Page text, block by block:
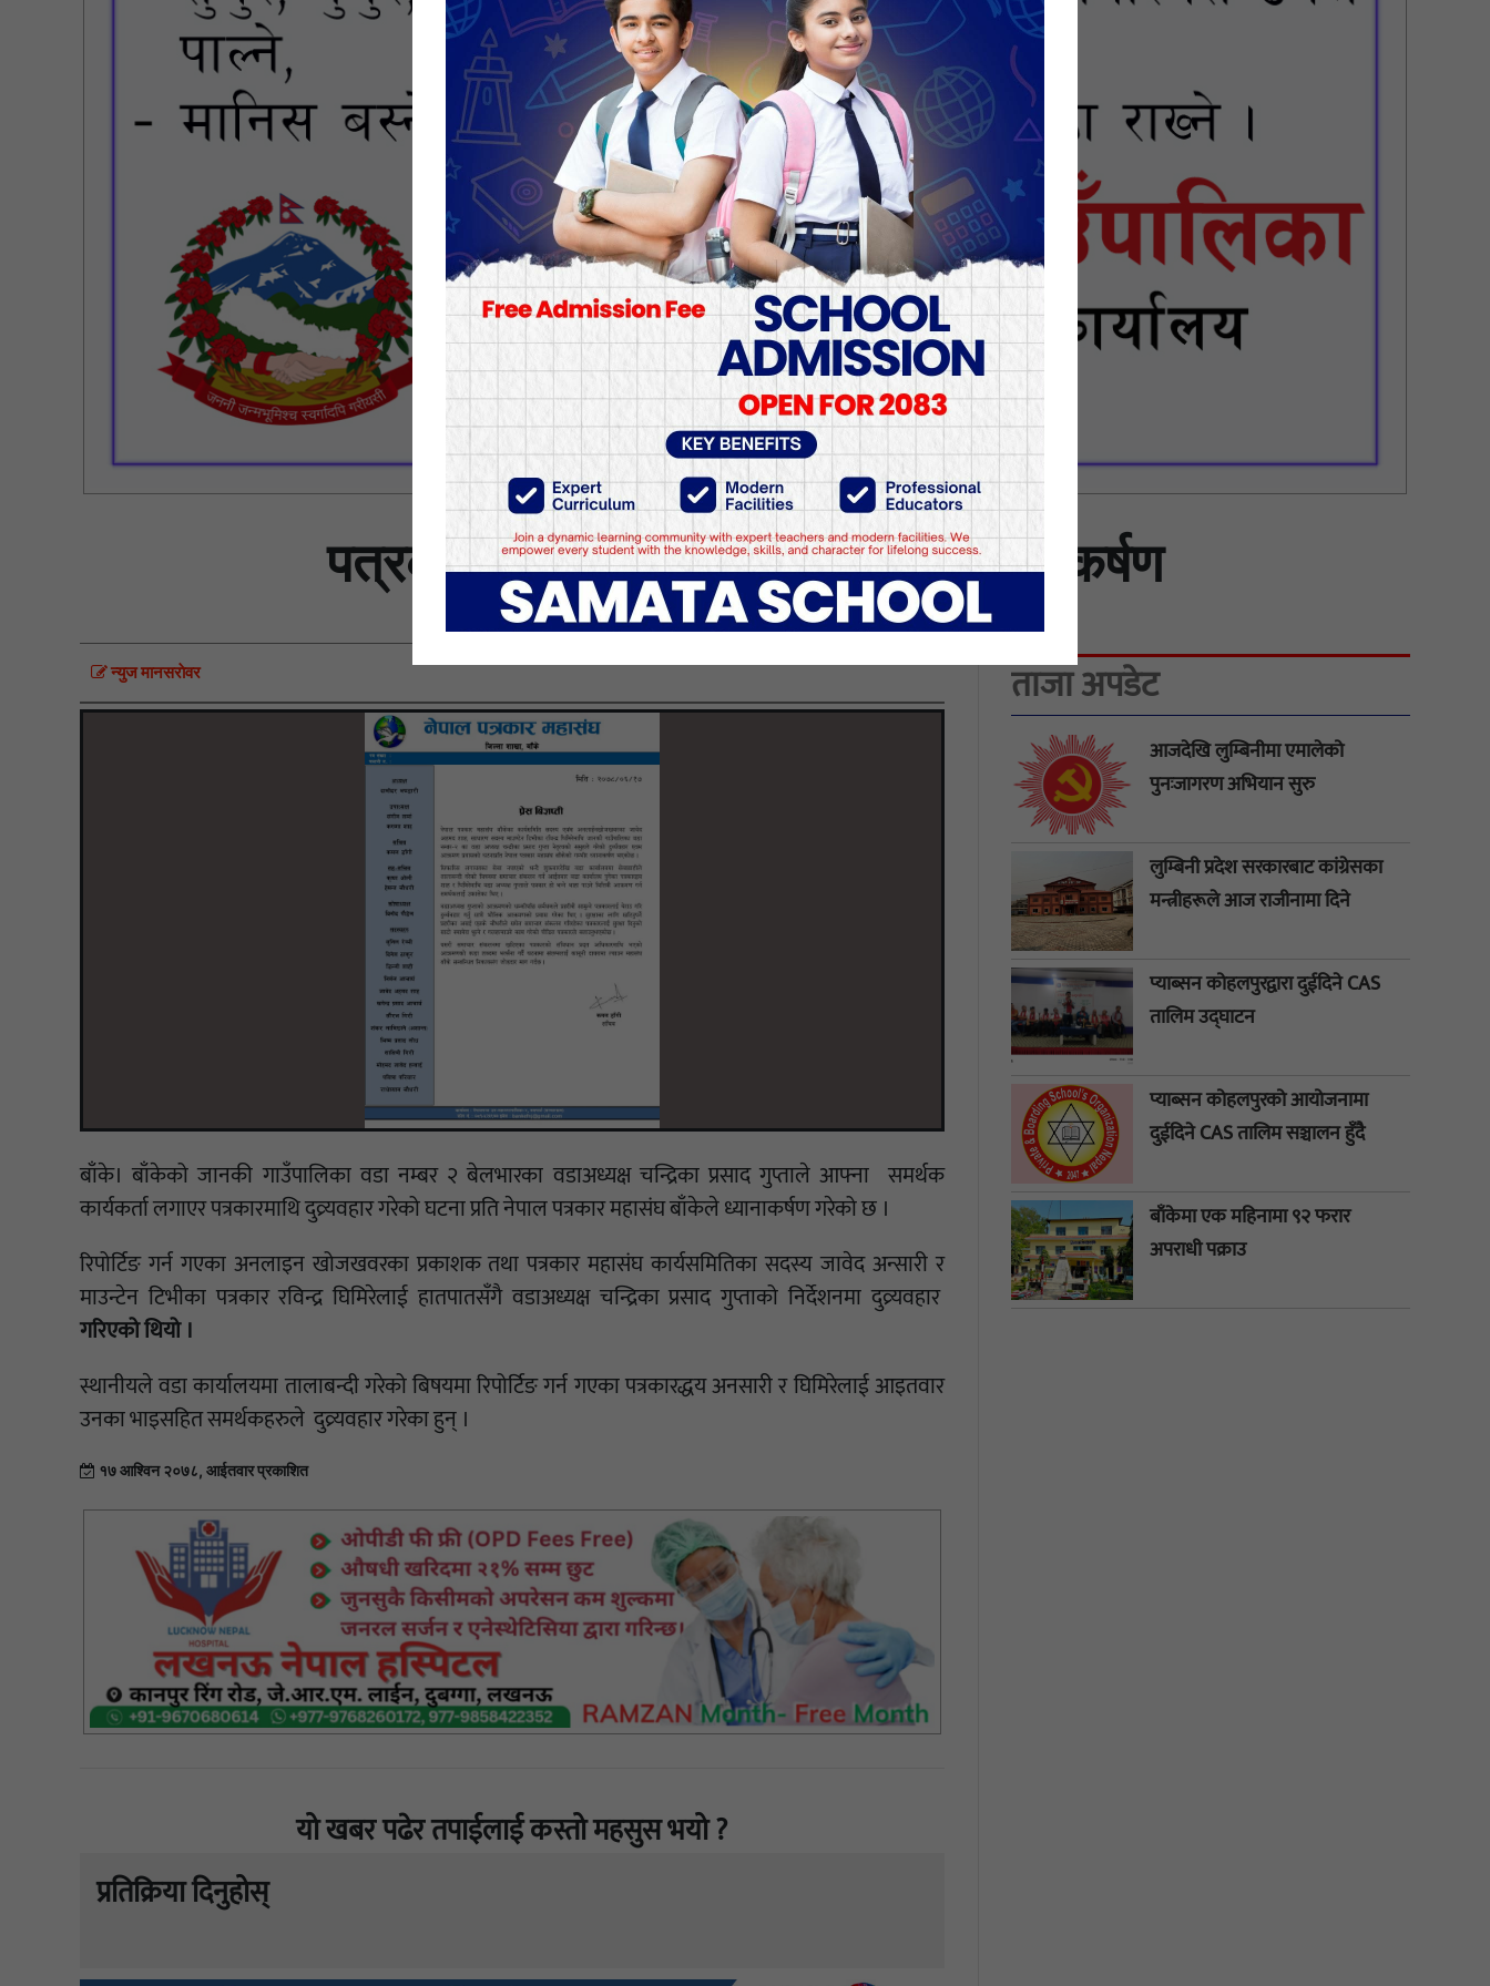
पत्रकार दुव्र्यवहार प्रति महासंघको ध्यानाकर्षण
न्युज मानसराेवर
बाँके। बाँकेको जानकी गाउँपालिका वडा नम्बर २ बेलभारका वडाअध्यक्ष चन्द्रिका प्रसाद गुप्ताले आफ्ना समर्थक
कार्यकर्ता लगाएर पत्रकारमाथि दुव्र्यवहार गरेको घटना प्रति नेपाल पत्रकार महासंघ बाँकेले ध्यानाकर्षण गरेको छ ।
रिपोर्टिङ गर्न गएका अनलाइन खोजखवरका प्रकाशक तथा पत्रकार महासंघ कार्यसमितिका सदस्य जावेद अन्सारी र
माउन्टेन टिभीका पत्रकार रविन्द्र घिमिरेलाई हातपातसँगै वडाअध्यक्ष चन्द्रिका प्रसाद गुप्ताको निर्देशनमा दुव्र्यवहार
गरिएको थियो ।
स्थानीयले वडा कार्यालयमा तालाबन्दी गरेको बिषयमा रिपोर्टिङ गर्न गएका पत्रकारद्धय अनसारी र घिमिरेलाई आइतवार
उनका भाइसहित समर्थकहरुले दुव्र्यवहार गरेका हुन् ।
१७ आश्विन २०७८, आईतवार प्रकाशित
यो खबर पढेर तपाईलाई कस्तो महसुस भयो ?
प्रतिक्रिया दिनुहोस्
ताजा अपडेट
आजदेखि लुम्बिनीमा एमालेको
पुनःजागरण अभियान सुरु
लुम्बिनी प्रदेश सरकारबाट कांग्रेसका
मन्त्रीहरूले आज राजीनामा दिने
प्याब्सन कोहलपुरद्वारा दुईदिने CAS
तालिम उद्घाटन
प्याब्सन कोहलपुरको आयोजनामा
दुईदिने CAS तालिम सञ्चालन हुँदै
बाँकेमा एक महिनामा ९२ फरार
अपराधी पक्राउ